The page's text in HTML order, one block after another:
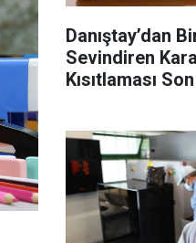
Danıştay’dan
Sevindiren
Kısıtlaması